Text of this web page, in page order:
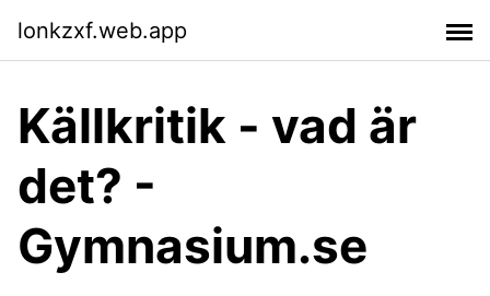
lonkzxf.web.app
Källkritik - vad är
det? -
Gymnasium.se